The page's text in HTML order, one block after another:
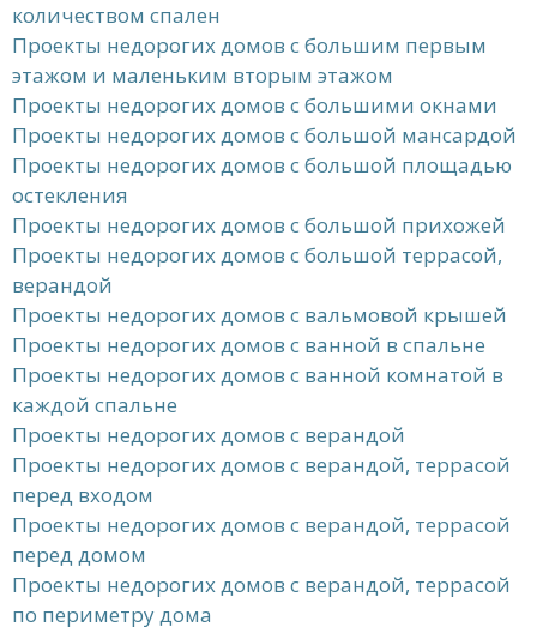
количеством спален
Проекты недорогих домов с большим первым
этажом и маленьким вторым этажом
Проекты недорогих домов с большими окнами
Проекты недорогих домов с большой мансардой
Проекты недорогих домов с большой площадью
остекления
Проекты недорогих домов с большой прихожей
Проекты недорогих домов с большой террасой,
верандой
Проекты недорогих домов с вальмовой крышей
Проекты недорогих домов с ванной в спальне
Проекты недорогих домов с ванной комнатой в
каждой спальне
Проекты недорогих домов с верандой
Проекты недорогих домов с верандой, террасой
перед входом
Проекты недорогих домов с верандой, террасой
перед домом
Проекты недорогих домов с верандой, террасой
по периметру дома